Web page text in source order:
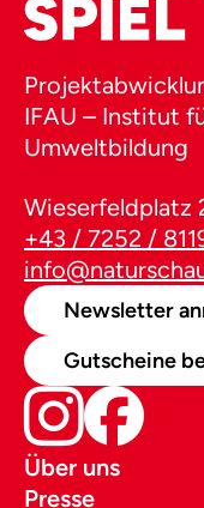
IFAU – Institut
Umweltbildung
Wieserfeldplatz
+43 / 7252 /
Newsletter
Gutscheine
Über uns
Presse